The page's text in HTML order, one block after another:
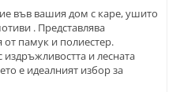
във вашия дом с каре, ушито
. Представлява
памук и полиестер.
и лесната
е идеалният избор за